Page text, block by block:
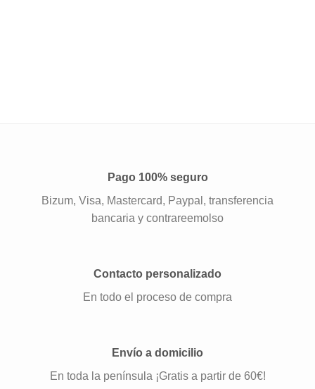
Pago 100% seguro
Bizum, Visa, Mastercard, Paypal, transferencia
bancaria y contrareemolso
Contacto personalizado
En todo el proceso de compra
Envío a domicilio
En toda la península ¡Gratis a partir de 60€!